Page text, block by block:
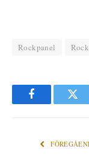
Rockpanel
Facebook